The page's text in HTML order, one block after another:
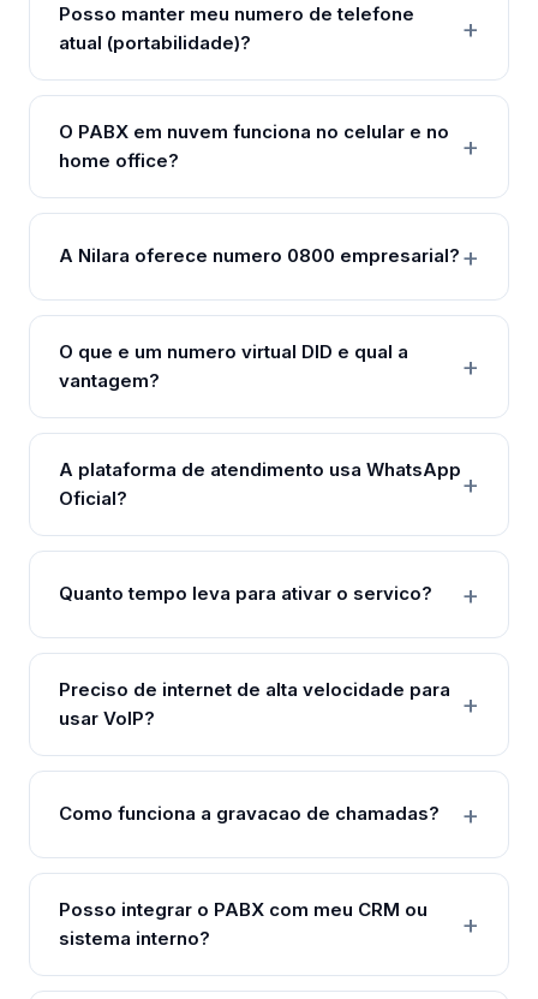
Posso manter meu numero de telefone
atual (portabilidade)?
O PABX em nuvem funciona no celular e no
home office?
A Nilara oferece numero 0800 empresarial?
O que e um numero virtual DID e qual a
vantagem?
A plataforma de atendimento usa WhatsApp
Oficial?
Quanto tempo leva para ativar o servico?
Preciso de internet de alta velocidade para
usar VoIP?
Como funciona a gravacao de chamadas?
Posso integrar o PABX com meu CRM ou
sistema interno?